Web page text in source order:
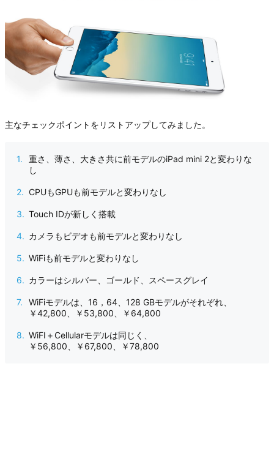
主なチェックポイントをリストアップしてみました。
重さ、薄さ、大きさ共に前モデルのiPad mini 2と変わりな
し
CPUもGPUも前モデルと変わりなし
Touch IDが新しく搭載
カメラもビデオも前モデルと変わりなし
WiFiも前モデルと変わりなし
カラーはシルバー、ゴールド、スペースグレイ
WiFiモデルは、16，64、128 GBモデルがそれぞれ、
￥42,800、￥53,800、￥64,800
WiFI＋Cellularモデルは同じく、
￥56,800、￥67,800、￥78,800